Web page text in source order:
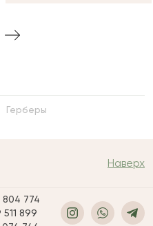
Герберы
Наверх
804 774
899